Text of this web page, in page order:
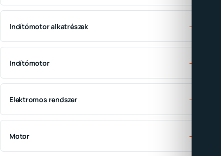
Indítómotor alkatrészek →
Indítómotor →
Elektromos rendszer →
Motor →